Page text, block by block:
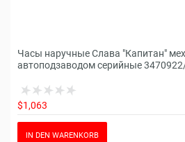
Часы наручные Слава "Капитан"
автоподзаводом серийные
$1,063
IN DEN WARENKORB